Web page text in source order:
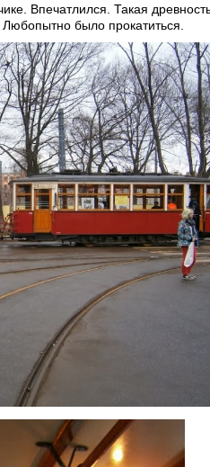
Впечатлился. Такая
было прокатиться.